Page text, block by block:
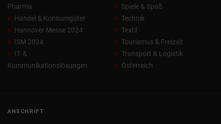
Pharma
Handel & Konsumgüter
Hannover Messe 2024
ISM 2024
IT- &
Kommunikationslösungen
Spiele & Spaß
Technik
Textil
Tourismus & Freizeit
Transport & Logistik
Österreich
ANSCHRIFT